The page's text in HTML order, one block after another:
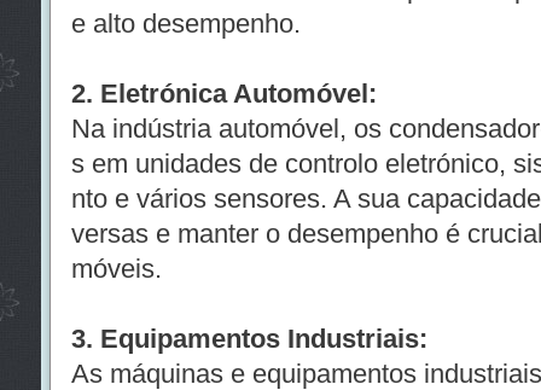
e alto desempenho.
2. Eletrónica Automóvel:
Na indústria automóvel, os
s em unidades de controlo eletrónico,
nto e vários sensores. A sua
versas e manter o desempenho é
móveis.
3. Equipamentos Industriais:
As máquinas e equipamentos